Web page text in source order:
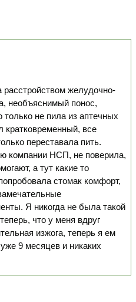
расстройством желудочно-
необъяснимый понос,
не пила из аптечных
кратковременный, все
переставала пить.
компании НСП, не поверила,
а тут какие то
стомак комфорт,
Я никогда не была такой
что у меня вдруг
изжога, теперь я ем
9 месяцев и никаких